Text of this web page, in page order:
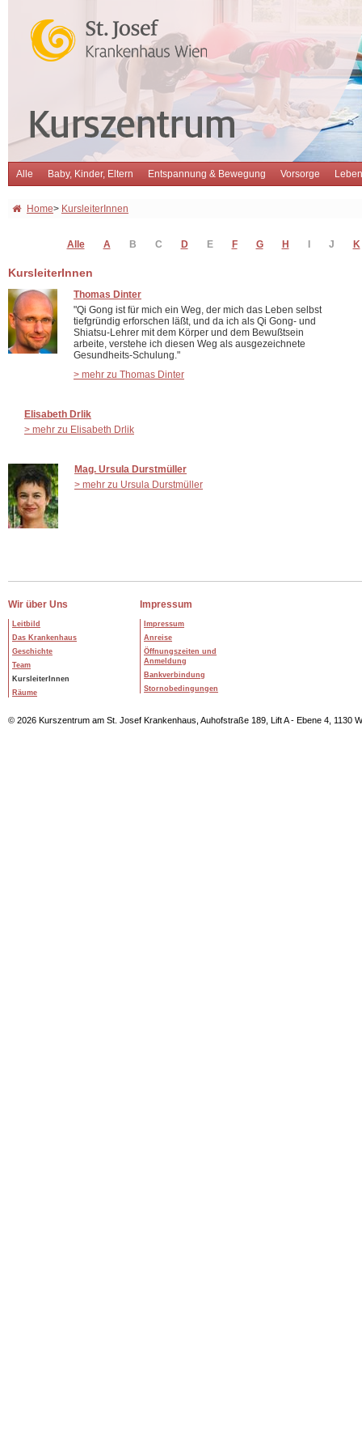
Alle Baby, Kinder, Eltern Entspannung & Bewegung Vorsorge
Home> KursleiterInnen
Alle A B C D E F G H J K
KursleiterInnen
Thomas Dinter
"Qi Gong ist für mich ein Weg, der mich das Leben selbst
tiefgründig erforschen läßt, und da ich als Qi Gong- und
Shiatsu-Lehrer mit dem Körper und dem Bewußtsein
arbeite, verstehe ich diesen Weg als ausgezeichnete
Gesundheits-Schulung."
> mehr zu Thomas Dinter
Elisabeth Drlik
> mehr zu Elisabeth Drlik
Mag. Ursula Durstmüller
> mehr zu Ursula Durstmüller
Wir über Uns
Leitbild
Das Krankenhaus
Geschichte
Team
KursleiterInnen
Räume
Impressum
Impressum
Anreise
Öffnungszeiten und
Anmeldung
Bankverbindung
Stornobedingungen
© 2026 Kurszentrum am St. Josef Krankenhaus, Auhofstraße 189, Lift A - Ebene 4, 1130